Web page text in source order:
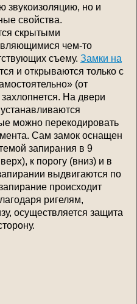
звукоизоляцию, но и
свойства.
скрытыми
чем-то
съему. Замки на
и открываются только с
(от
На двери
можно перекодировать
Сам замок оснащен
запирания в 9
к порогу (вниз) и в
выдвигаются по
происходит
ригелям,
осуществляется защита